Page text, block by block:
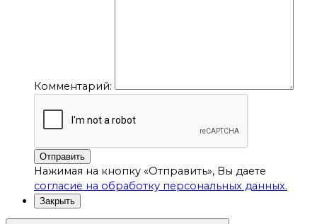
Комментарий:
Отправить
Нажимая на кнопку «Отправить», Вы даете
согласие на обработку персональных данных.
Закрыть